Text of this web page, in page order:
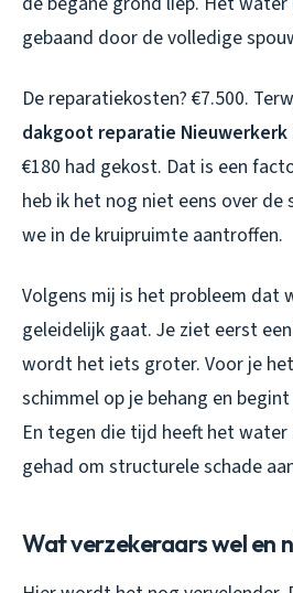
gebaand door de volledige
De reparatiekosten? €7.500.
dakgoot reparatie Nieuwerkerk
€180 had gekost. Dat is een
heb ik het nog niet eens over
we in de kruipruimte aantroffen.
Volgens mij is het probleem dat
geleidelijk gaat. Je ziet eerst
wordt het iets groter. Voor je
schimmel op je behang en
En tegen die tijd heeft het
gehad om structurele schade
Wat verzekeraars wel en